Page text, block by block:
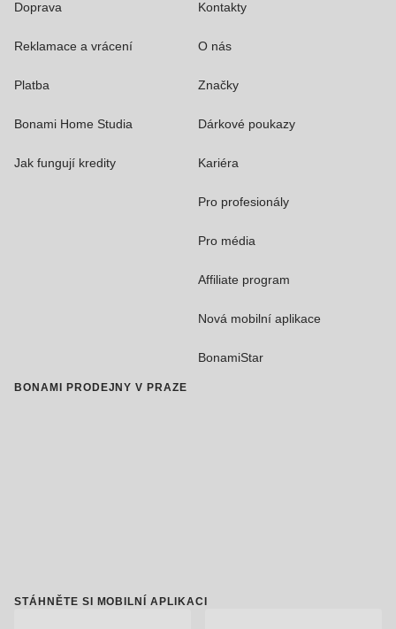
Doprava
Reklamace a vrácení
Platba
Bonami Home Studia
Jak fungují kredity
Kontakty
O nás
Značky
Dárkové poukazy
Kariéra
Pro profesionály
Pro média
Affiliate program
Nová mobilní aplikace
BonamiStar
BONAMI PRODEJNY V PRAZE
STÁHNĚTE SI MOBILNÍ APLIKACI